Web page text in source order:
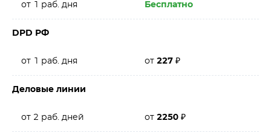
от 1 раб. дня Бесплатно
DPD РФ
от 1 раб. дня от 227 ₽
Деловые линии
от 2 раб. дней от 2250 ₽